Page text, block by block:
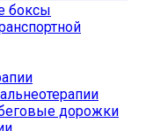
боксы
дорожки